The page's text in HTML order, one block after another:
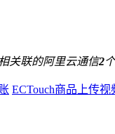
关联的阿里云通信2
ECTouch商品上传视